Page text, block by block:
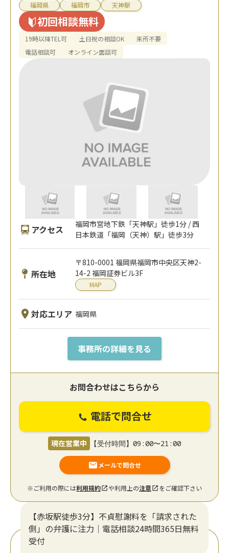
福岡県 福岡市 天神駅
初回相談無料
19時以降TEL可 土日祝の相談OK
来所不要
電話相談可
オンライン面談可
アクセス
福岡市営地下鉄「天神駅」徒歩1分 / 西
日本鉄道「福岡（天神）駅」徒歩3分
所在地
〒810-0001 福岡県福岡市中央区天神2-
14-2 福岡証券ビル3F
MAP
対応エリア 福岡県
事務所の詳細を見る
お問合わせはこちらから
電話で問合せ
現在営業中 【受付時間】09:00〜21:00
メールで問合せ
※ご利用の際には利用規約 や利用上の注意 をご確認下さい
【赤坂駅徒歩3分】不貞慰謝料を「請求された
側」の弁護に注力｜電話相談24時間365日無料
受付